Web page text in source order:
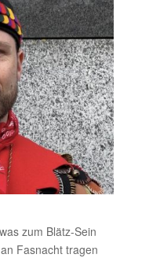
zum Blätz-Sein
Fasnacht tragen